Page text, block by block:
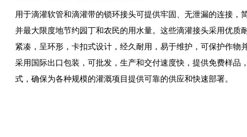
用于滴灌软管和滴灌带的锁环接头可提供牢固、无泄漏的连接，
并最大限度地节约园丁和农民的用水量。这些滴灌接头采用优质
紧凑，呈环形，卡扣式设计，经久耐用，易于维护，可保护作物
采用国际出口包装，可批发，生产和交付速度快，提供免费样品
式，确保为各种规模的灌溉项目提供可靠的供应和快速部署。